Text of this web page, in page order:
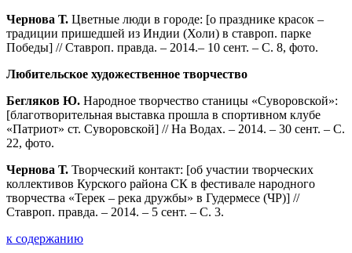
Чернова Т. Цветные люди в городе: [о празднике красок –
традиции пришедшей из Индии (Холи) в ставроп. парке
Победы] // Ставроп. правда. – 2014.– 10 сент. – С. 8, фото.
Любительское художественное творчество
Бегляков Ю. Народное творчество станицы «Суворовской»:
[благотворительная выставка прошла в спортивном клубе
«Патриот» ст. Суворовской] // На Водах. – 2014. – 30 сент. – С.
22, фото.
Чернова Т. Творческий контакт: [об участии творческих
коллективов Курского района СК в фестивале народного
творчества «Терек – река дружбы» в Гудермесе (ЧР)] //
Ставроп. правда. – 2014. – 5 сент. – С. 3.
к содержанию